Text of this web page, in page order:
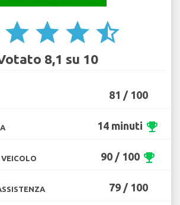
star star star star_half
8,1 su 10
81 / 100
14 minuti emoji_events
90 / 100 emoji_events
79 / 100